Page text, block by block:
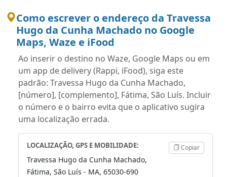
Como escrever o endereço da Travessa
Hugo da Cunha Machado no Google
Maps, Waze e iFood
Ao inserir o destino no Waze, Google Maps ou em
um app de delivery (Rappi, iFood), siga este
padrão: Travessa Hugo da Cunha Machado,
[número], [complemento], Fátima, São Luís. Incluir
o número e o bairro evita que o aplicativo sugira
uma localização errada.
LOCALIZAÇÃO, GPS E MOBILIDADE:
Travessa Hugo da Cunha Machado,
Fátima, São Luís - MA, 65030-690
Copiar